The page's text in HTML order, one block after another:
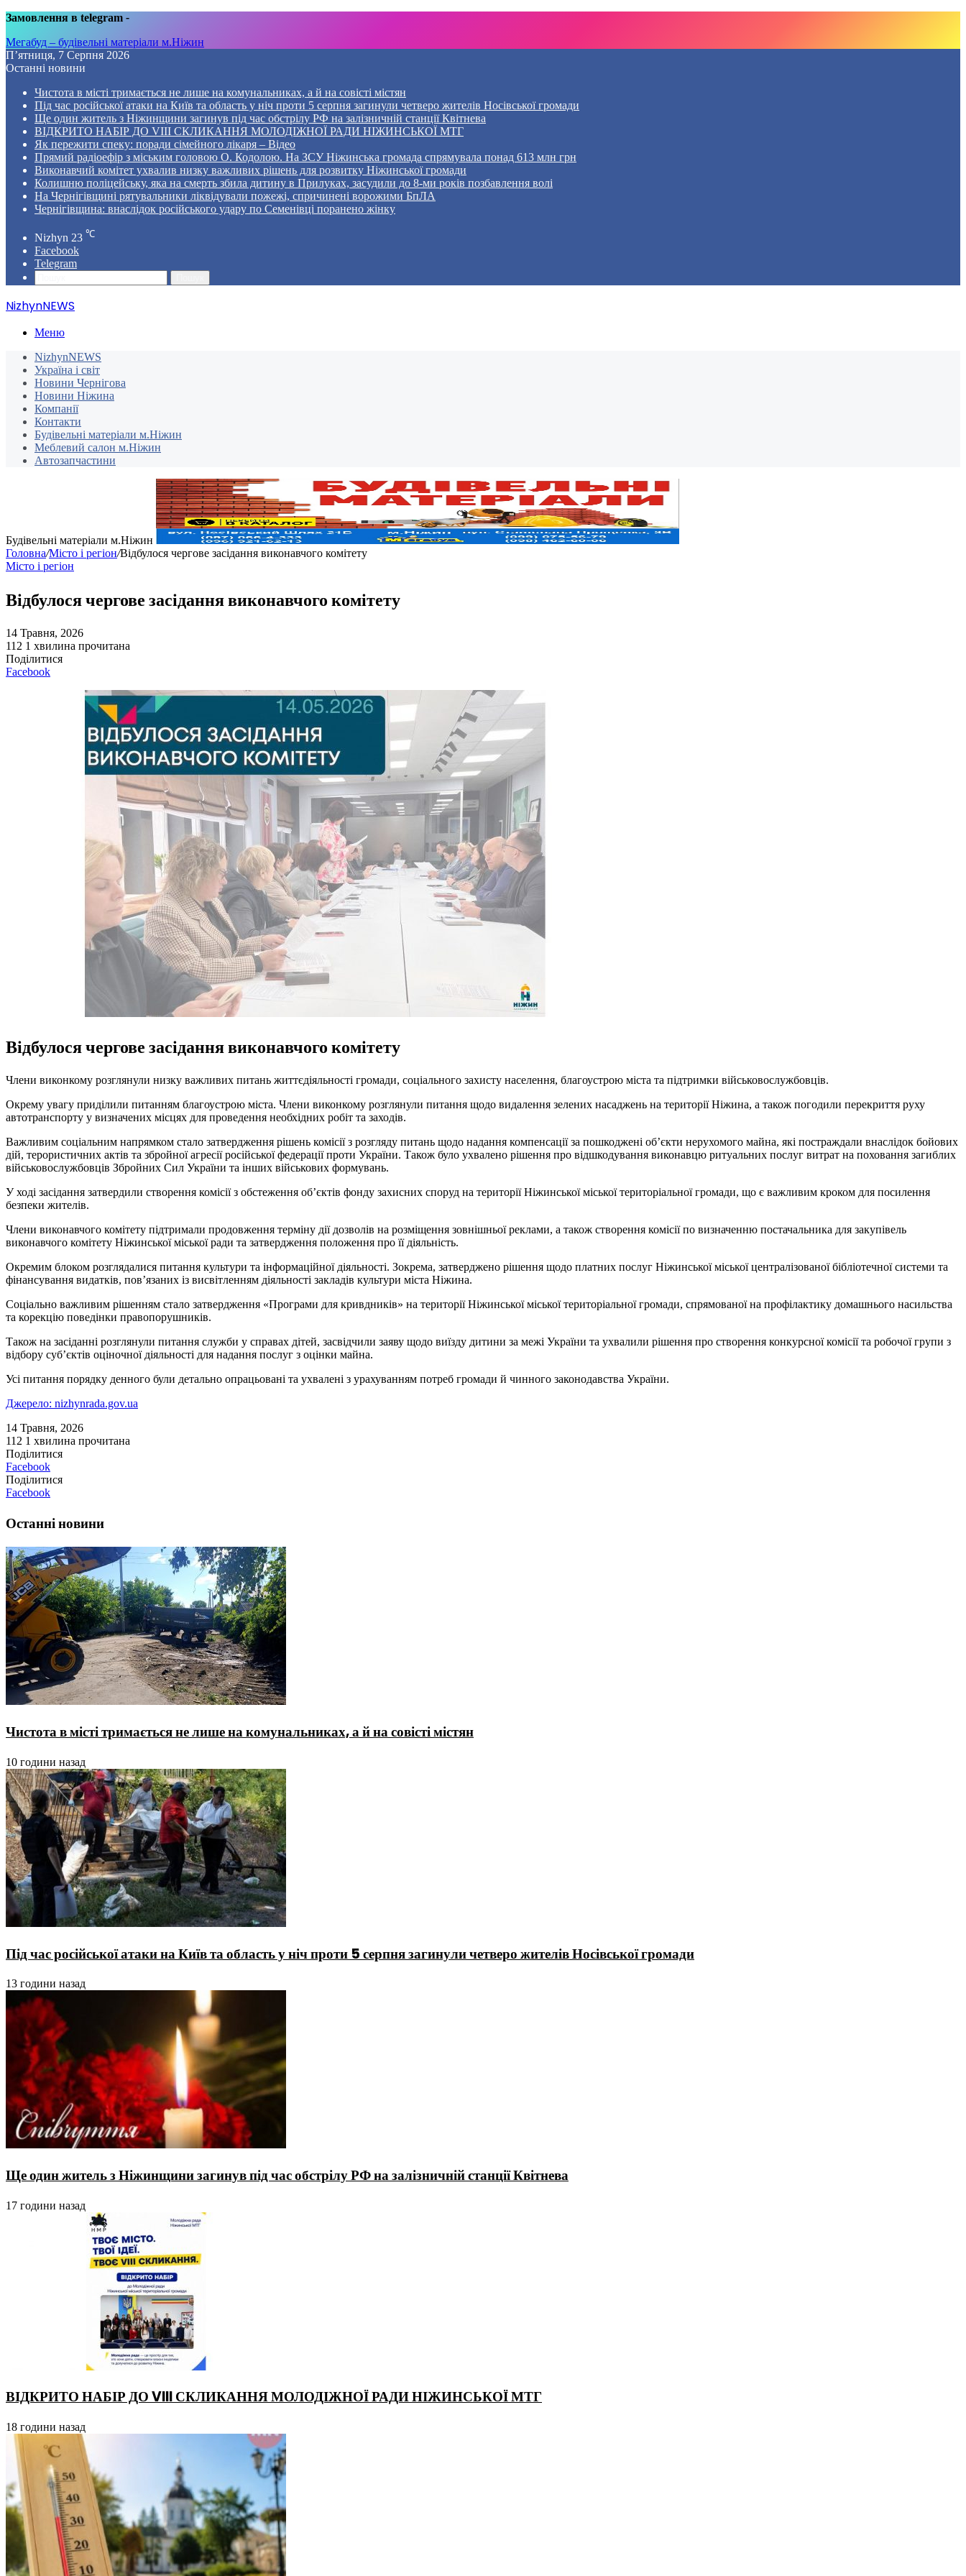
Замовлення в telegram -
Мегабуд – будівельні матеріали м.Ніжин
П’ятниця, 7 Серпня 2026
Останні новини
Чистота в місті тримається не лише на комунальниках, а й на совісті містян
Під час російської атаки на Київ та область у ніч проти 5 серпня загинули четверо жителів Носівської громади
Ще один житель з Ніжинщини загинув під час обстрілу РФ на залізничній станції Квітнева
ВІДКРИТО НАБІР ДО VIII СКЛИКАННЯ МОЛОДІЖНОЇ РАДИ НІЖИНСЬКОЇ МТГ
Як пережити спеку: поради сімейного лікаря – Відео
Прямий радіоефір з міським головою О. Кодолою. На ЗСУ Ніжинська громада спрямувала понад 613 млн грн
Виконавчий комітет ухвалив низку важливих рішень для розвитку Ніжинської громади
Колишню поліцейську, яка на смерть збила дитину в Прилуках, засудили до 8-ми років позбавлення волі
На Чернігівщині рятувальники ліквідували пожежі, спричинені ворожими БпЛА
Чернігівщина: внаслідок російського удару по Семенівці поранено жінку
Nizhyn 23 ℃
Facebook
Telegram
NizhynNEWS
Меню
NizhynNEWS
Україна і світ
Новини Чернігова
Новини Ніжина
Компанії
Контакти
Будівельні матеріали м.Ніжин
Меблевий салон м.Ніжин
Автозапчастини
Будівельні матеріали м.Ніжин
Головна/Місто і регіон/Відбулося чергове засідання виконавчого комітету
Місто і регіон
Відбулося чергове засідання виконавчого комітету
14 Травня, 2026
112 1 хвилина прочитана
Поділитися
Facebook
Відбулося чергове засідання виконавчого комітету
Члени виконкому розглянули низку важливих питань життєдіяльності громади, соціального захисту населення, благоустрою міста та підтримки військовослужбовців.
Окрему увагу приділили питанням благоустрою міста. Члени виконкому розглянули питання щодо видалення зелених насаджень на території Ніжина, а також погодили перекриття руху
автотранспорту у визначених місцях для проведення необхідних робіт та заходів.
Важливим соціальним напрямком стало затвердження рішень комісії з розгляду питань щодо надання компенсації за пошкоджені об’єкти нерухомого майна, які постраждали внаслідок бойових
дій, терористичних актів та збройної агресії російської федерації проти України. Також було ухвалено рішення про відшкодування виконавцю ритуальних послуг витрат на поховання загиблих
військовослужбовців Збройних Сил України та інших військових формувань.
У ході засідання затвердили створення комісії з обстеження об’єктів фонду захисних споруд на території Ніжинської міської територіальної громади, що є важливим кроком для посилення
безпеки жителів.
Члени виконавчого комітету підтримали продовження терміну дії дозволів на розміщення зовнішньої реклами, а також створення комісії по визначенню постачальника для закупівель
виконавчого комітету Ніжинської міської ради та затвердження положення про її діяльність.
Окремим блоком розглядалися питання культури та інформаційної діяльності. Зокрема, затверджено рішення щодо платних послуг Ніжинської міської централізованої бібліотечної системи та
фінансування видатків, пов’язаних із висвітленням діяльності закладів культури міста Ніжина.
Соціально важливим рішенням стало затвердження «Програми для кривдників» на території Ніжинської міської територіальної громади, спрямованої на профілактику домашнього насильства
та корекцію поведінки правопорушників.
Також на засіданні розглянули питання служби у справах дітей, засвідчили заяву щодо виїзду дитини за межі України та ухвалили рішення про створення конкурсної комісії та робочої групи з
відбору суб’єктів оціночної діяльності для надання послуг з оцінки майна.
Усі питання порядку денного були детально опрацьовані та ухвалені з урахуванням потреб громади й чинного законодавства України.
Джерело: nizhynrada.gov.ua
14 Травня, 2026
112 1 хвилина прочитана
Поділитися
Facebook
Поділитися
Facebook
Останні новини
Чистота в місті тримається не лише на комунальниках, а й на совісті містян
10 години назад
Під час російської атаки на Київ та область у ніч проти 5 серпня загинули четверо жителів Носівської громади
13 години назад
Ще один житель з Ніжинщини загинув під час обстрілу РФ на залізничній станції Квітнева
17 години назад
ВІДКРИТО НАБІР ДО VIII СКЛИКАННЯ МОЛОДІЖНОЇ РАДИ НІЖИНСЬКОЇ МТГ
18 години назад